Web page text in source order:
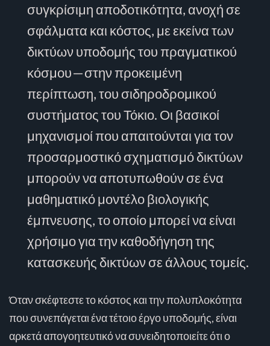
συγκρίσιμη αποδοτικότητα, ανοχή σε
σφάλματα και κόστος, με εκείνα των
δικτύων υποδομής του πραγματικού
κόσμου — στην προκειμένη
περίπτωση, του σιδηροδρομικού
συστήματος του Τόκιο. Οι βασικοί
μηχανισμοί που απαιτούνται για τον
προσαρμοστικό σχηματισμό δικτύων
μπορούν να αποτυπωθούν σε ένα
μαθηματικό μοντέλο βιολογικής
έμπνευσης, το οποίο μπορεί να είναι
χρήσιμο για την καθοδήγηση της
κατασκευής δικτύων σε άλλους τομείς.
Όταν σκέφτεστε το κόστος και την πολυπλοκότητα
που συνεπάγεται ένα τέτοιο έργο υποδομής, είναι
αρκετά απογοητευτικό να συνειδητοποιείτε ότι ο